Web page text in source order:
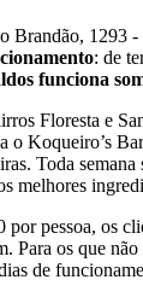
Brandão, 1293 -
: de
funciona
Floresta e
o Koqueiro’s
Toda semana
melhores
pessoa, os
Para os que
de